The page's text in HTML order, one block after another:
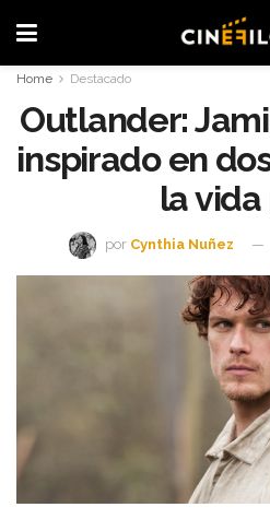
Home Destacado
Outlander:
inspirado en
la
por Cynthia Nuñez